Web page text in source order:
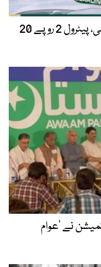
پیٹرولیم مصنوعات کی قیمتوں میں کمی، پیٹرول 2 روپے 20
کمیشن نے ’عوام